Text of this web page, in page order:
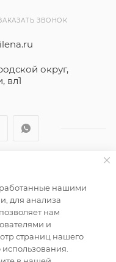
ЗВОНОК
округ,
вл1
групп"
справочный
офертой
2 статьи 437
Федерации.
опубликованных
нашими
для анализа
нам
и
страниц нашего